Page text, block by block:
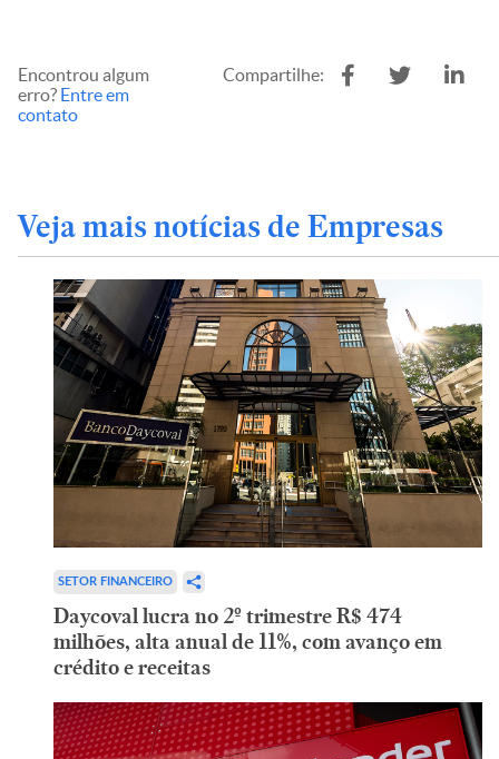
Encontrou algum
erro? Entre em
contato
Compartilhe:
Veja mais notícias de Empresas
SETOR FINANCEIRO
Daycoval lucra no 2º trimestre R$ 474
milhões, alta anual de 11%, com avanço em
crédito e receitas